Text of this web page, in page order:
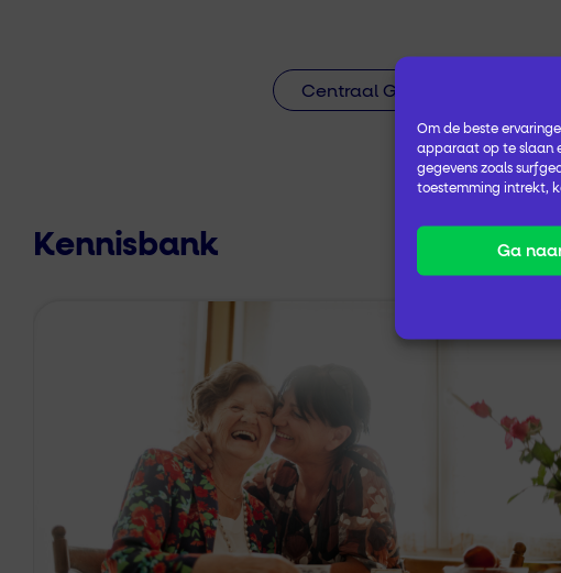
Om de beste
apparaat op te slaan
gegevens zoals
toestemming intrekt,
Ga
Centraal Gelderland
Kennisbank